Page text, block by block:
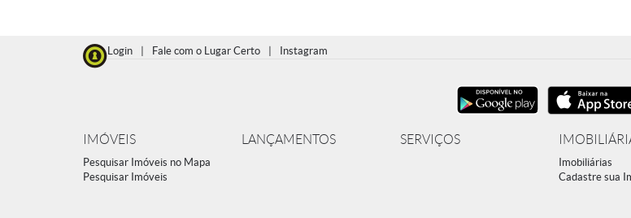
Login | Fale com o Lugar Certo | Instagram
IMÓVEIS
Pesquisar Imóveis no Mapa
Pesquisar Imóveis
LANÇAMENTOS SERVIÇOS
Imobiliárias
Cadastre sua